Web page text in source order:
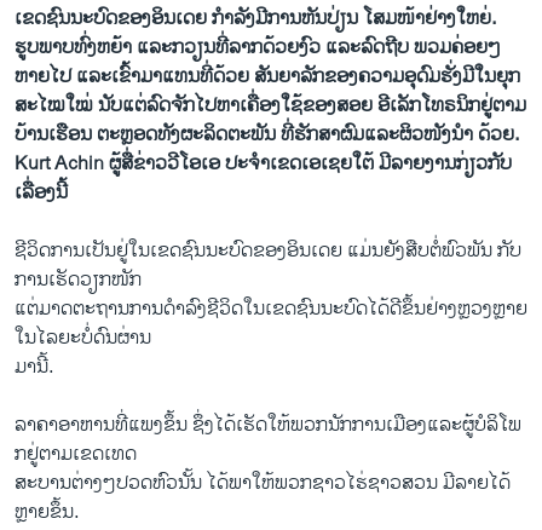
ລາຍງານ
ພາສາຕ່າງໆ
ເຂດຊົນນະບົດຂອງອິນເດຍ ກໍາລັງມີການຫັນປ່ຽນ ໂສມໜ້າຢ່າງໃຫຍ່.
ຮູບພາບທົ່ງຫຍ້າ ແລະກວຽນທີ່ລາກດ້ວຍງົວ ແລະລົດຖີບ ພວມຄ່ອຍໆ
ຫາຍໄປ ແລະເຂົ້າມາແທນທີ່ດ້ວຍ ສັນຍາລັກຂອງຄວາມອຸດົມຮັ່ງມີໃນຍຸກ
ສະໄໝໃໝ່ ນັບແຕ່ລົດຈັກໄປຫາເຄື່ອງໃຊ້ຂອງສອຍ ອີເລັກໂທຣນິກຢູ່ຕາມ
ບ້ານເຮືອນ ຕະຫຼອດທັງຜະລິດຕະພັນ ທີ່ຮັກສາຜົມແລະຜິວໜັງນຳ ດ້ວຍ.
Kurt Achin ຜູ້ສື່ຂ່າວວີໂອເອ ປະຈຳເຂດເອເຊຍໃຕ້ ມີລາຍງານກ່ຽວກັບ
ເລື່ອງນີ້
ຊີວິດ​ການ​ເປັນ​ຢູ່​ໃນ​ເຂດ​ຊົນນະບົດ​ຂອງ​ອິ​ນ​ເດຍ ​ແມ່ນ​ຍັງ​ສືບ​ຕໍ່​ພົວພັນ​ ກັບ
ການ​ເຮັດ​ວຽກ​ໜັກ ​
ແຕ່​ມາ​ດຕະຖານ​ການ​ດຳລົງ​ຊີວິດ​ໃນ​ເຂດ​ຊົນນະບົດ​ໄດ້ດີ​ຂຶ້ນຢ່າງ​ຫຼວງຫຼາຍ​
ໃນ​ໄລຍະ​ບໍ່​ດົນ​ຜ່ານ
​ມານີ້.
​ລາຄາ​ອາຫານ​ທີ່​ແພງ​ຂຶ້ນ ຊຶ່ງໄດ້​ເຮັດ​ໃຫ້​ພວກ​ນັກ​ການ​ເມືອງ​ແລະ​ຜູ້​ບໍລິ​ໂພ​
ກຢູ່​ຕາມ​ເຂດ​ເທດ
ສະບານ​ຕ່າງໆ​ປວດ​ຫົວນັ້ນ ​ໄດ້​ພາ​ໃຫ້​ພວກ​ຊາວ​ໄຮ່​ຊາວ​ສວນ​ ມີລາຍ​ໄດ້​
ຫຼາຍຂຶ້ນ.